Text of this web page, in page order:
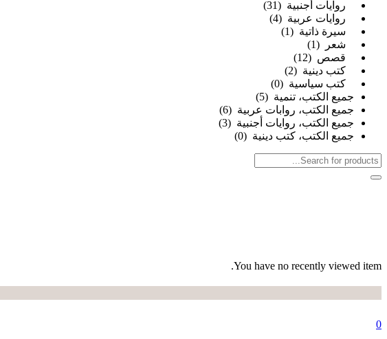
روايات أجنبية (31)
روايات عربية (4)
سيرة ذاتية (1)
شعر (1)
قصص (12)
كتب دينية (2)
كتب سياسية (0)
جميع الكتب، تنمية (5)
جميع الكتب، روابات عربية (6)
جميع الكتب، روايات أجنبية (3)
جميع الكتب، كتب دينية (0)
You have no recently viewed item.
0